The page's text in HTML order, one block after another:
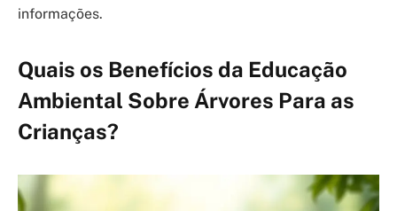
informações.
Quais os Benefícios da Educação
Ambiental Sobre Árvores Para as
Crianças?